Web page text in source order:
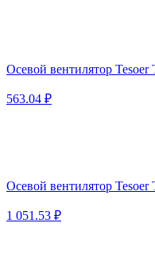
Осевой вентилятор
563.04 ₽
Осевой вентилятор
1 051.53 ₽